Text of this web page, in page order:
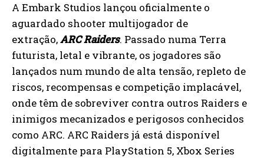
A Embark Studios lançou oficialmente o
aguardado shooter multijogador de
extração,ARC Raiders. Passado numa Terra
futurista, letal e vibrante, os jogadores são
lançados num mundo de alta tensão, repleto de
riscos, recompensas e competição implacável,
onde têm de sobreviver contra outros Raiders e
inimigos mecanizados e perigosos conhecidos
como ARC. ARC Raiders já está disponível
digitalmente para PlayStation 5, Xbox Series